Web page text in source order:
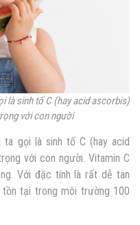
là sinh tố C (hay acid ascorbis)
với con người
ta gọi là sinh tố C (hay acid
với con người. Vitamin C
Với đặc tính là rất dễ tan
tại trong môi trường 100